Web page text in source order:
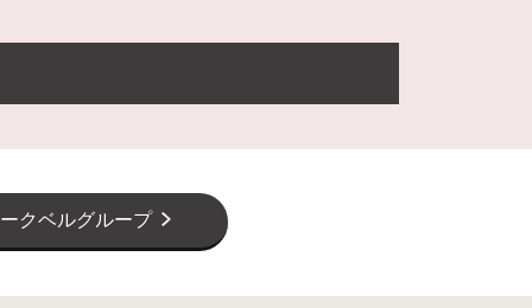
クベルグループ